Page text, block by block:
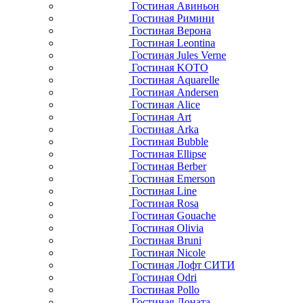
Гостиная Авиньон
Гостиная Римини
Гостиная Верона
Гостиная Leontina
Гостиная Jules Verne
Гостиная KOTO
Гостиная Aquarelle
Гостиная Andersen
Гостиная Alice
Гостиная Art
Гостиная Arka
Гостиная Bubble
Гостиная Ellipse
Гостиная Berber
Гостиная Emerson
Гостиная Line
Гостиная Rosa
Гостиная Gouache
Гостиная Olivia
Гостиная Bruni
Гостиная Nicole
Гостиная Лофт СИТИ
Гостиная Odri
Гостиная Pollo